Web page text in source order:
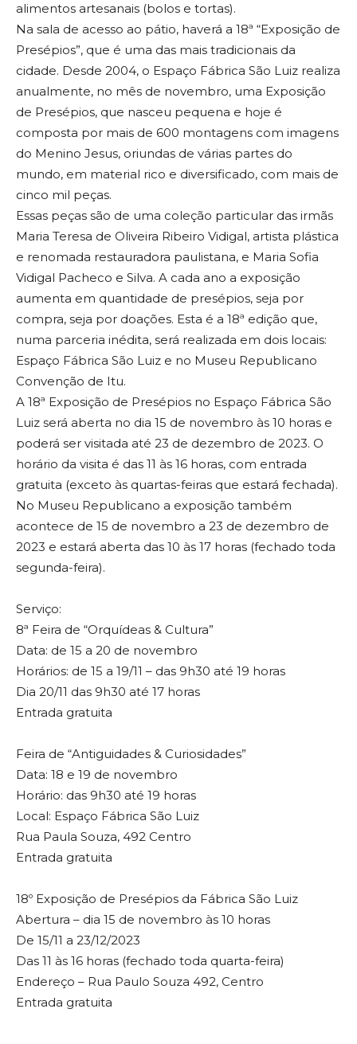
alimentos artesanais (bolos e tortas).
Na sala de acesso ao pátio, haverá a 18ª “Exposição de
Presépios”, que é uma das mais tradicionais da
cidade. Desde 2004, o Espaço Fábrica São Luiz realiza
anualmente, no mês de novembro, uma Exposição
de Presépios, que nasceu pequena e hoje é
composta por mais de 600 montagens com imagens
do Menino Jesus, oriundas de várias partes do
mundo, em material rico e diversificado, com mais de
cinco mil peças.
Essas peças são de uma coleção particular das irmãs
Maria Teresa de Oliveira Ribeiro Vidigal, artista plástica
e renomada restauradora paulistana, e Maria Sofia
Vidigal Pacheco e Silva. A cada ano a exposição
aumenta em quantidade de presépios, seja por
compra, seja por doações. Esta é a 18ª edição que,
numa parceria inédita, será realizada em dois locais:
Espaço Fábrica São Luiz e no Museu Republicano
Convenção de Itu.
A 18ª Exposição de Presépios no Espaço Fábrica São
Luiz será aberta no dia 15 de novembro às 10 horas e
poderá ser visitada até 23 de dezembro de 2023. O
horário da visita é das 11 às 16 horas, com entrada
gratuita (exceto às quartas-feiras que estará fechada).
No Museu Republicano a exposição também
acontece de 15 de novembro a 23 de dezembro de
2023 e estará aberta das 10 às 17 horas (fechado toda
segunda-feira).
Serviço:
8ª Feira de “Orquídeas & Cultura”
Data: de 15 a 20 de novembro
Horários: de 15 a 19/11 – das 9h30 até 19 horas
Dia 20/11 das 9h30 até 17 horas
Entrada gratuita
Feira de “Antiguidades & Curiosidades”
Data: 18 e 19 de novembro
Horário: das 9h30 até 19 horas
Local: Espaço Fábrica São Luiz
Rua Paula Souza, 492 Centro
Entrada gratuita
18º Exposição de Presépios da Fábrica São Luiz
Abertura – dia 15 de novembro às 10 horas
De 15/11 a 23/12/2023
Das 11 às 16 horas (fechado toda quarta-feira)
Endereço – Rua Paulo Souza 492, Centro
Entrada gratuita